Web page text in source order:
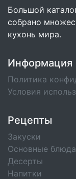
Большой
собрано
кухонь мира.
Информация
Политика
Условия
Рецепты
Закуски
Основные блюда
Десерты
Напитки